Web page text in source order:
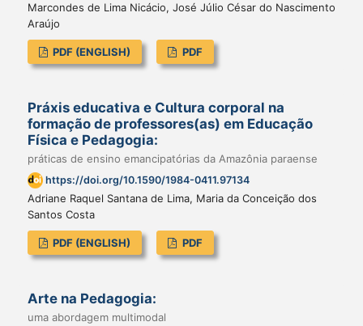
Marcondes de Lima Nicácio, José Júlio César do Nascimento
Araújo
PDF (ENGLISH) PDF
Práxis educativa e Cultura corporal na
formação de professores(as) em Educação
Física e Pedagogia:
práticas de ensino emancipatórias da Amazônia paraense
https://doi.org/10.1590/1984-0411.97134
Adriane Raquel Santana de Lima, Maria da Conceição dos
Santos Costa
PDF (ENGLISH) PDF
Arte na Pedagogia:
uma abordagem multimodal